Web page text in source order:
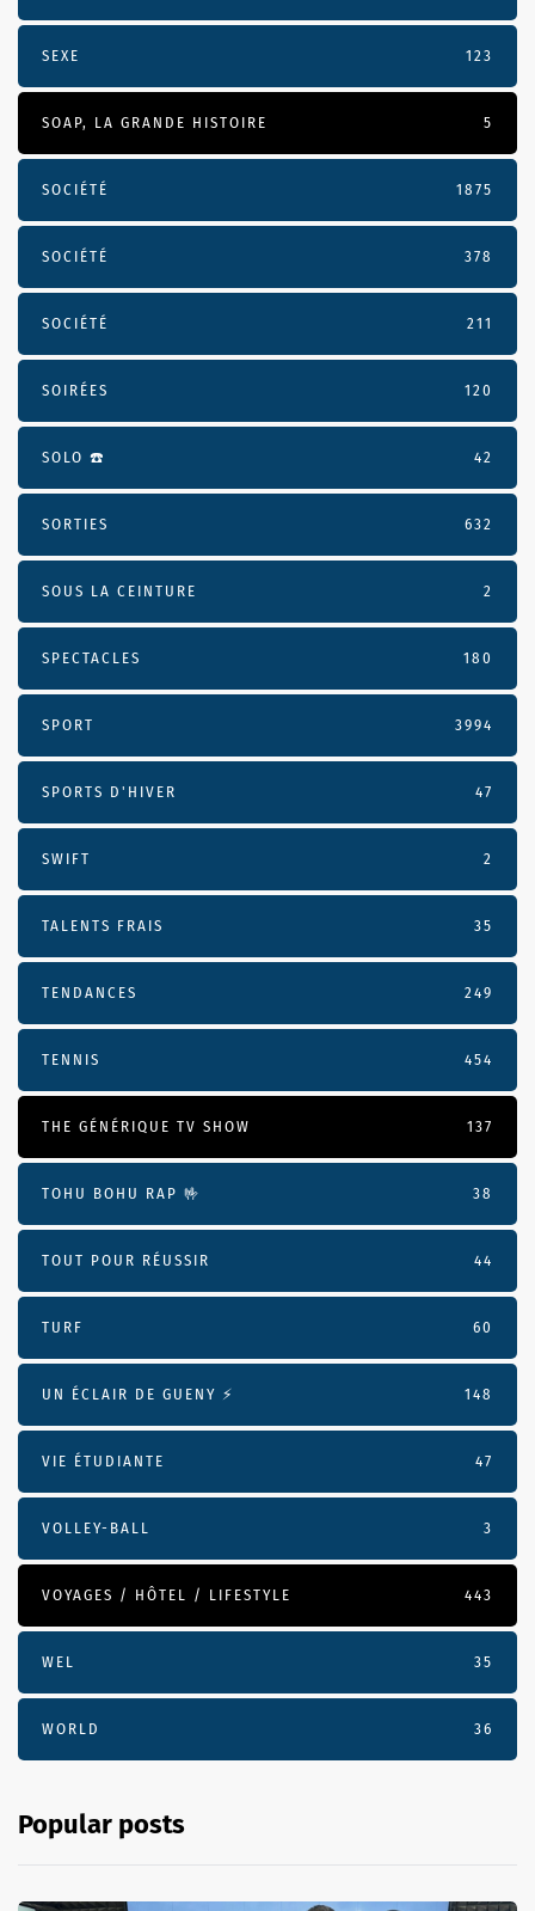
SEXE 123
SOAP, LA GRANDE HISTOIRE 5
SOCIÉTÉ 1875
SOCIÉTÉ 378
SOCIÉTÉ 211
SOIRÉES 120
SOLO ☎️ 42
SORTIES 632
SOUS LA CEINTURE 2
SPECTACLES 180
SPORT 3994
SPORTS D'HIVER 47
SWIFT 2
TALENTS FRAIS 35
TENDANCES 249
TENNIS 454
THE GÉNÉRIQUE TV SHOW 137
TOHU BOHU RAP 🤟 38
TOUT POUR RÉUSSIR 44
TURF 60
UN ÉCLAIR DE GUENY ⚡️ 148
VIE ÉTUDIANTE 47
VOLLEY-BALL 3
VOYAGES / HÔTEL / LIFESTYLE 443
WEL 35
WORLD 36
Popular posts